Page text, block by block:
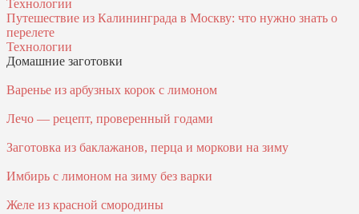
Технологии
Путешествие из Калининграда в Москву: что нужно знать о
перелете
Технологии
Домашние заготовки
Варенье из арбузных корок с лимоном
Лечо — рецепт, проверенный годами
Заготовка из баклажанов, перца и моркови на зиму
Имбирь с лимоном на зиму без варки
Желе из красной смородины